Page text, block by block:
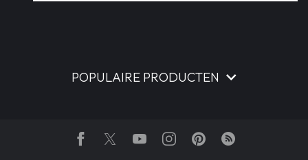
POPULAIRE PRODUCTEN